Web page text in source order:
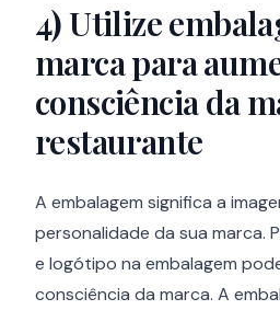
4)Utilize
marca para
consciência da
restaurante
A embalagem significa a
personalidade da sua marca.
e logótipo na embalagem
consciência da marca. A